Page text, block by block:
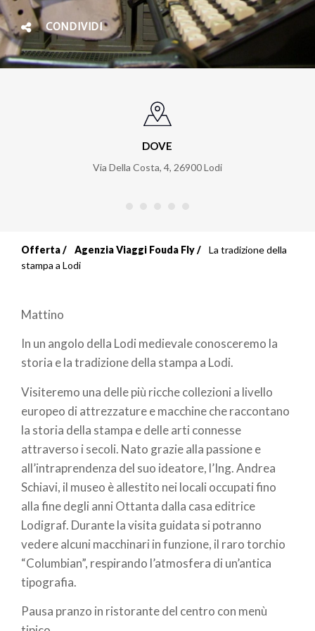
CONDIVIDI
DOVE
Via Della Costa, 4, 26900Lodi
Briciole
pane
Offerta Agenzia Viaggi Fouda Fly
La tradizione della
stampa a Lodi
Mattino
In un angolo della Lodi medievale conosceremo la
storia e la tradizione della stampa a Lodi.
Visiteremo una delle più ricche collezioni a livello
europeo di attrezzature e macchine che raccontano
la storia della stampa e delle arti connesse
attraverso i secoli. Nato grazie alla passione e
all’intraprendenza del suo ideatore, l’Ing. Andrea
Schiavi, il museo è allestito nei locali occupati fino
alla fine degli anni Ottanta dalla casa editrice
Lodigraf. Durante la visita guidata si potranno
vedere alcuni macchinari in funzione, il raro torchio
“Columbian”, respirando l’atmosfera di un’antica
tipografia.
Pausa pranzo in ristorante del centro con menù